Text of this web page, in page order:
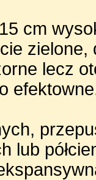
cm
lecz
lub